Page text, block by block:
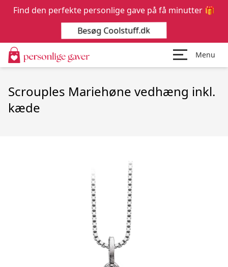
Menu
Scrouples Mariehøne vedhæng inkl.
kæde
Find den perfekte personlige gave på få minutter 🎁
Besøg Coolstuff.dk